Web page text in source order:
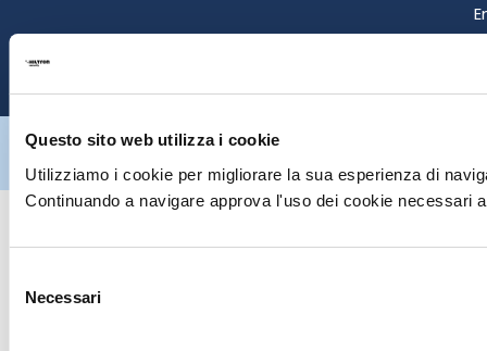
Questo sito web utilizza i cookie
Utilizziamo i cookie per migliorare la sua esperienza di
Continuando a navigare approva l'uso dei cookie necessari
delNecessari
Hiltron Security è distribuito in Italia da Hiltron Land S.r.l. | P.IVA
IT
riservati